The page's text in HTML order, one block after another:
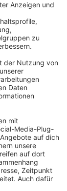
Auto befreit